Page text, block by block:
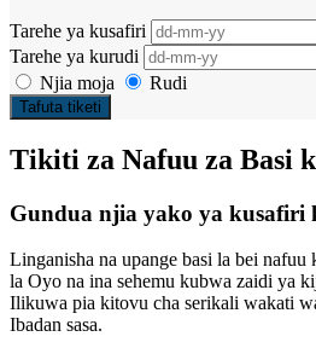
Tarehe ya kusafiri
Tarehe ya kurudi
Njia moja
Rudi
Tafuta tiketi
Tikiti za Nafuu za Basi
Gundua njia yako ya kusafiri
Linganisha na upange basi la bei
la Oyo na ina sehemu kubwa zaidi ya
Ilikuwa pia kitovu cha serikali wakati
Ibadan sasa.